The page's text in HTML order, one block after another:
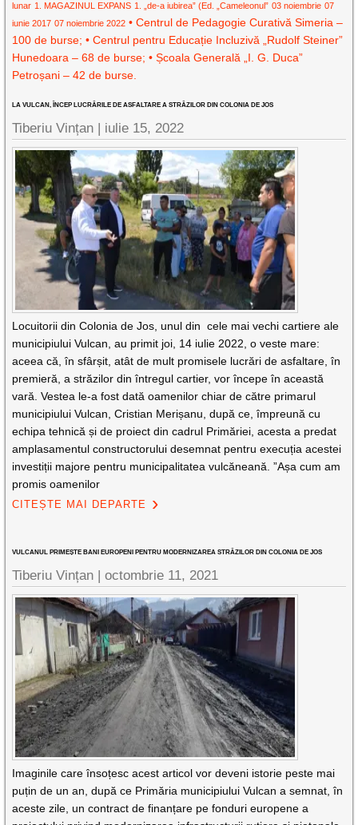
lunar 1. MAGAZINUL EXPANS 1. „de-a iubirea” (Ed. „Cameleonul” 03 noiembrie 07
iunie 2017 07 noiembrie 2022 • Centrul de Pedagogie Curativă Simeria –
100 de burse; • Centrul pentru Educație Incluzivă „Rudolf Steiner”
Hunedoara – 68 de burse; • Școala Generală „I. G. Duca”
Petroșani – 42 de burse.
LA VULCAN, ÎNCEP LUCRĂRILE DE ASFALTARE A STRĂZILOR DIN COLONIA DE JOS
Tiberiu Vințan | iulie 15, 2022
Locuitorii din Colonia de Jos, unul din cele mai vechi cartiere ale
municipiului Vulcan, au primit joi, 14 iulie 2022, o veste mare:
aceea că, în sfârșit, atât de mult promisele lucrări de asfaltare, în
premieră, a străzilor din întregul cartier, vor începe în această
vară. Vestea le-a fost dată oamenilor chiar de către primarul
municipiului Vulcan, Cristian Merișanu, după ce, împreună cu
echipa tehnică și de proiect din cadrul Primăriei, acesta a predat
amplasamentul constructorului desemnat pentru execuția acestei
investiții majore pentru municipalitatea vulcăneană. ”Așa cum am
promis oamenilor
CITEȘTE MAI DEPARTE
VULCANUL PRIMEȘTE BANI EUROPENI PENTRU MODERNIZAREA STRĂZILOR DIN COLONIA DE JOS
Tiberiu Vințan |octombrie 11, 2021
Imaginile care însoțesc acest articol vor deveni istorie peste mai
puțin de un an, după ce Primăria municipiului Vulcan a semnat, în
aceste zile, un contract de finanțare pe fonduri europene a